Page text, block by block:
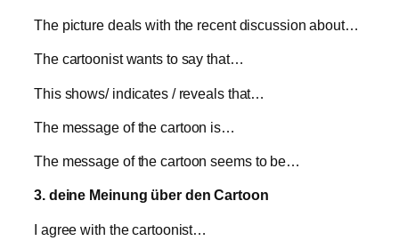
The picture deals with the recent discussion about…
The cartoonist wants to say that…
This shows/ indicates / reveals that…
The message of the cartoon is…
The message of the cartoon seems to be…
3. deine Meinung über den Cartoon
I agree with the cartoonist…